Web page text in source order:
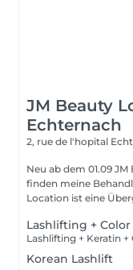
JM Beauty
Echternach
2, rue de l'hopital
Neu ab dem 01.09 JM Beauty in Echternach Ab September
finden meine
Location ist eine
Lashlifting + Color
Lashlifting + Keratin +
Korean Lashlift